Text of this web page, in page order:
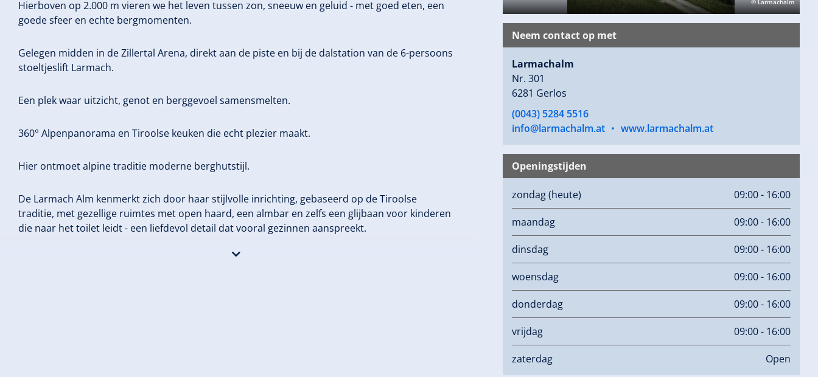
Hierboven op 2.000 m vieren we het leven tussen zon, sneeuw en geluid - met goed eten, een
goede sfeer en echte bergmomenten.
Gelegen midden in de Zillertal Arena, direkt aan de piste en bij de dalstation van de 6-persoons
stoeltjeslift Larmach.
Een plek waar uitzicht, genot en berggevoel samensmelten.
360° Alpenpanorama en Tiroolse keuken die echt plezier maakt.
Hier ontmoet alpine traditie moderne berghutstijl.
De Larmach Alm kenmerkt zich door haar stijlvolle inrichting, gebaseerd op de Tiroolse
traditie, met gezellige ruimtes met open haard, een almbar en zelfs een glijbaan voor kinderen
die naar het toilet leidt - een liefdevol detail dat vooral gezinnen aanspreekt.
© Larmachalm
Neem contact op met
Larmachalm
Nr. 301
6281 Gerlos
(0043) 5284 5516
info@larmachalm.at • www.larmachalm.at
Openingstijden
zondag(heute) 09:00 - 16:00
maandag 09:00 - 16:00
dinsdag 09:00 - 16:00
woensdag 09:00 - 16:00
donderdag 09:00 - 16:00
vrijdag 09:00 - 16:00
zaterdag Open